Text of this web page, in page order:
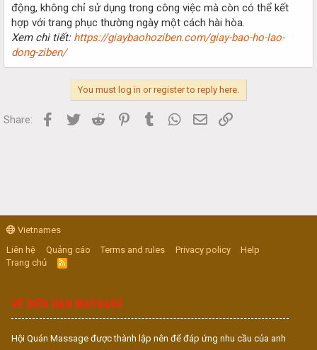
động, không chỉ sử dụng trong công việc mà còn có thể kết
hợp với trang phục thường ngày một cách hài hòa.
Xem chi tiết: https://giaybaohoziben.com/giay-bao-ho-lao-
dong-ziben/
You must log in or register to reply here.
Share: Facebook
Twitter Reddit PinterestTumblr WhatsApp
Email
Vietnames
Liên hệ
Quảng cáo Terms and rules Privacy policy
Help
Trang chủ
R
S
VỀ DIỄN ĐÀN MASSAGE
Hội Quán Massage được thành lập nên để đáp ứng nhu cầu của anh